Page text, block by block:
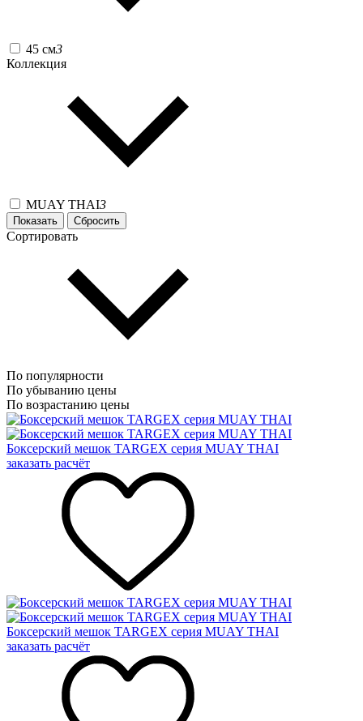
45 см3
Коллекция
MUAY THAI3
Сортировать
По популярности
По убыванию цены
По возрастанию цены
Боксерский мешок TARGEX серия MUAY THAI
заказать расчёт
Боксерский мешок TARGEX серия MUAY THAI
заказать расчёт